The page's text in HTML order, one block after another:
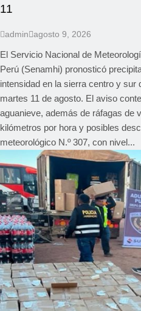
11
admin agosto 9, 2026
El Servicio Nacional de
Perú (Senamhi) pronosticó
intensidad en la sierra centro y sur
martes 11 de agosto. El aviso
aguanieve, además de ráfagas de
kilómetros por hora y posibles
meteorológico N.º 307, con nivel...
REGIONAL